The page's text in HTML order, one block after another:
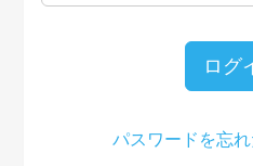
ログ
パスワードを忘